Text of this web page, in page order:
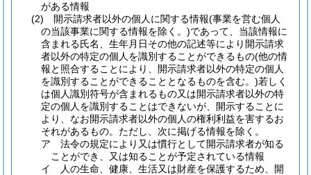
がある情報
(2)
開示請求者以外の個人に関する情報(事業を営む個人
の当該事業に関する情報を除く。)であって、当該情報に
含まれる氏名、生年月日その他の記述等により開示請求
者以外の特定の個人を識別することができるもの(他の情
報と照合することにより、開示請求者以外の特定の個人
を識別することができることとなるものを含む。)若しく
は個人識別符号が含まれるもの又は開示請求者以外の特
定の個人を識別することはできないが、開示することに
より、なお開示請求者以外の個人の権利利益を害するお
それがあるもの。 ただし、次に掲げる情報を除く。
ア
法令の規定により又は慣行として開示請求者が知る
ことができ、又は知ることが予定されている情報
イ
人の生命、健康、生活又は財産を保護するため、開